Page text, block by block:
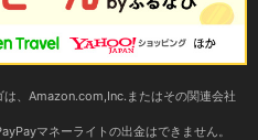
、Amazon.com,Inc.またはその関連会社
マネーライトの出金はできません。